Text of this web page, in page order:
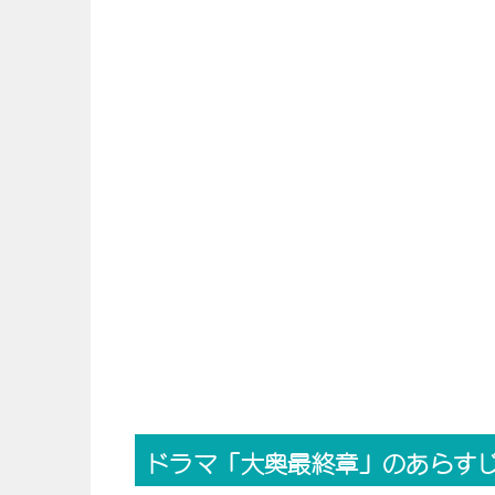
ドラマ「大奥最終章」のあらす